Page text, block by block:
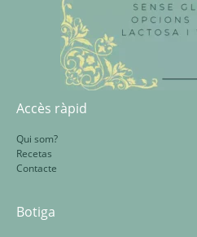
Accès ràpid
Qui som?
Recetas
Contacte
Botiga